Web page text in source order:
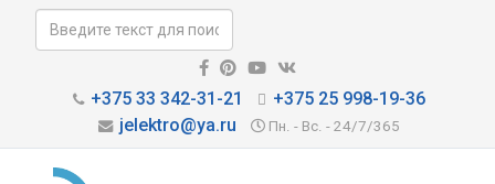
+375 33 342-31-21
+375 25 998-19-36
jelektro@ya.ru
Пн. - Вс. - 24/7/365